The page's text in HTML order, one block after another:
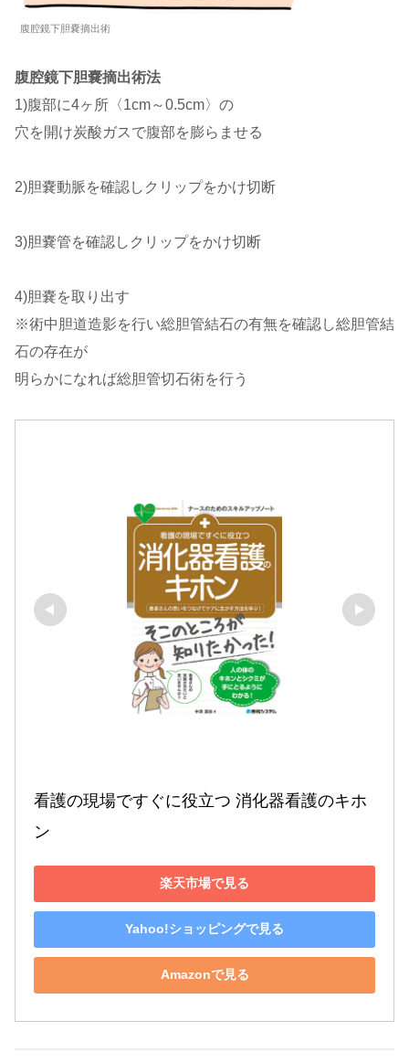
腹腔鏡下胆嚢摘出術
腹腔鏡下胆嚢摘出術法
1)腹部に4ヶ所〈1cm～0.5cm〉の
穴を開け炭酸ガスで腹部を膨らませる
2)胆嚢動脈を確認しクリップをかけ切断
3)胆嚢管を確認しクリップをかけ切断
4)胆嚢を取り出す
※術中胆道造影を行い総胆管結石の有無を確認し総胆管結
石の存在が
明らかになれば総胆管切石術を行う
看護の現場ですぐに役立つ 消化器看護のキホ
ン
楽天市場で見る
Yahoo!ショッピングで見る
Amazonで見る